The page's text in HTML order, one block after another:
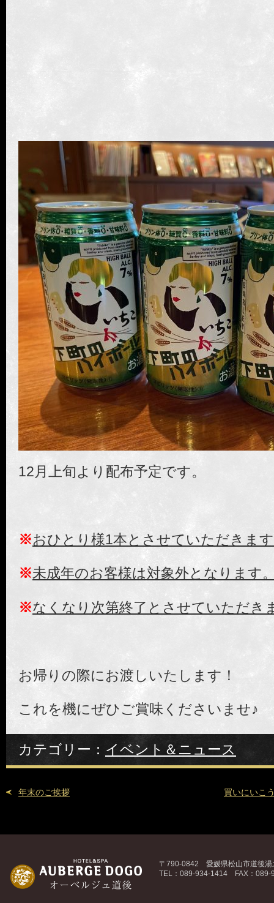
12月上旬より配布予定です。
※おひとり様1本とさせていただきま
※未成年のお客様は対象外となります
※なくなり次第終了とさせていただき
お帰りの際にお渡しいたします！
これを機にぜひご賞味くださいませ♪
カテゴリー： イベント＆ニュース
年末のご挨拶 買いにいこ
〒790-0842 愛媛県松山市道後湯
TEL：089-934-1414 FAX：089-